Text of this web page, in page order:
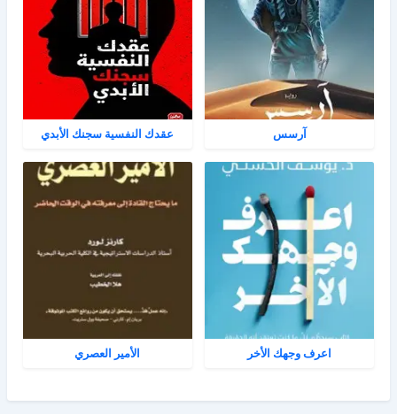
آرسس عقدك النفسية سجنك الأبدي
اعرف وجهك الأخر الأمير العصري